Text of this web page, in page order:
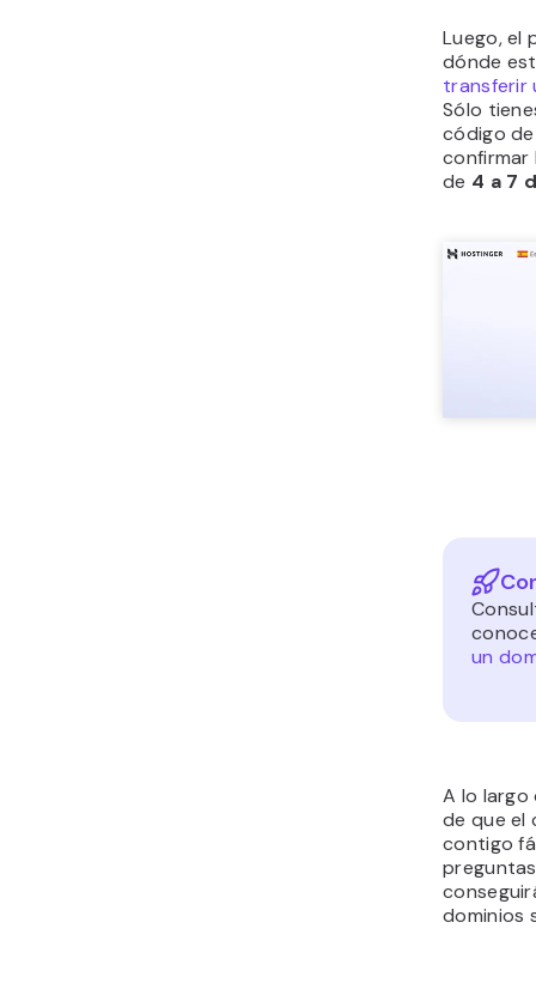
Luego, el
dónde
transferir
Sólo
código
confirmar
de 4 a 7
un
A lo
de que el
contigo
dominios